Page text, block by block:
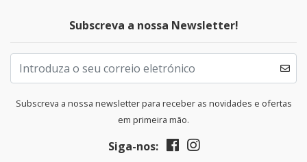
Subscreva a nossa Newsletter!
Subscreva a nossa newsletter para receber as novidades e ofertas
em primeira mão.
Siga-nos: